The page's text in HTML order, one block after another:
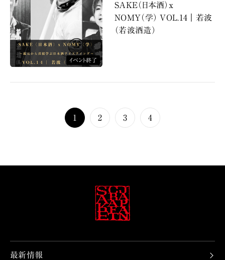
イベント終了
SAKE（日本酒）x
NOMY（学） VOL.14｜若波
（若波酒造）
1 2 3 4
最新情報